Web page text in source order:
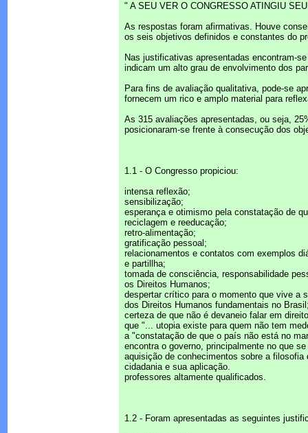
" A SEU VER O CONGRESSO ATINGIU
As respostas foram afirmativas. Houve
os seis objetivos definidos e constantes do
Nas justificativas apresentadas encontram-
indicam um alto grau de envolvimento dos
Para fins de avaliação qualitativa, pode-se
fornecem um rico e amplo material para
As 315 avaliações apresentadas, ou seja,
posicionaram-se frente à consecução dos
1.1 - O Congresso propiciou:
intensa reflexão;
sensibilização;
esperança e otimismo pela constatação de
reciclagem e reeducação;
retro-alimentação;
gratificação pessoal;
relacionamentos e contatos com exemplos
e partillha;
tomada de consciência, responsabilidade
os Direitos Humanos;
despertar crítico para o momento que vive a
dos Direitos Humanos fundamentais no
certeza de que não é devaneio falar em
que "... utopia existe para quem não tem
a "constatação de que o país não está no
encontra o governo, principalmente no que
aquisição de conhecimentos sobre a filosofia
cidadania e sua aplicação.
professores altamente qualificados.
1.2 - Foram apresentadas as seguintes